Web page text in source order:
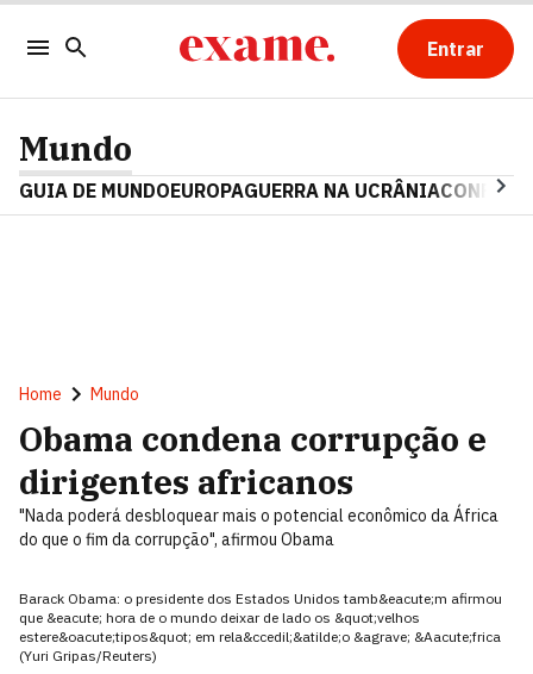
Entrar
Mundo
GUIA DE MUNDOEUROPAGUERRA NA UCRÂNIA
Home Mundo
Obama condena corrupção e
dirigentes africanos
"Nada poderá desbloquear mais o potencial econômico da África
do que o fim da corrupção", afirmou Obama
Barack Obama: o presidente dos Estados Unidos tamb&eacute;m afirmou
que &eacute; hora de o mundo deixar de lado os &quot;velhos
estere&oacute;tipos&quot; em rela&ccedil;&atilde;o &agrave; &Aacute;frica
(Yuri Gripas/Reuters)